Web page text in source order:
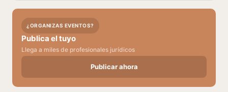
¿ORGANIZAS EVENTOS?
Publica el tuyo
Llega a miles de profesionales jurídicos
Publicar ahora